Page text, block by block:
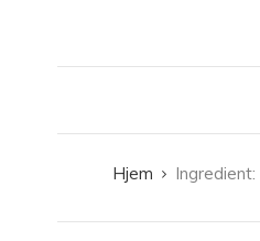
Hjem Ingredient: